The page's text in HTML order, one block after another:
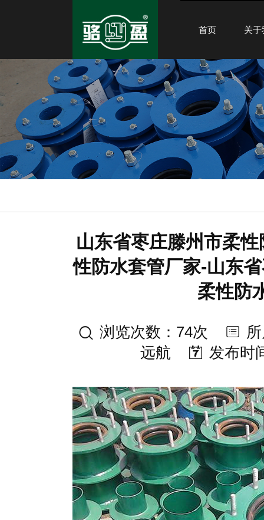
首页 关于
山东省枣庄滕州市柔
性防水套管厂家-山东
柔性防
浏览次数：74次
远航
发布时